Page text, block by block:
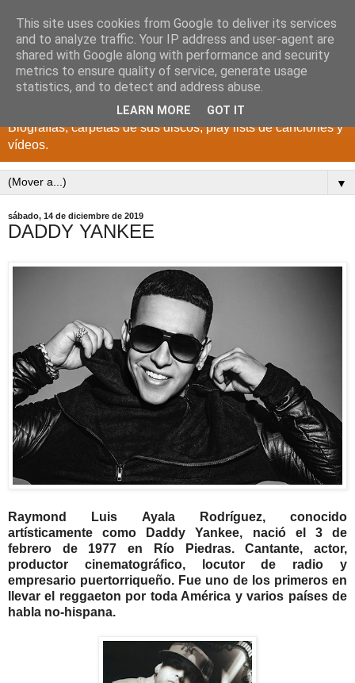
DISCOS PARA EL
RECUERDO
CANTANTES Y GRUPOS DE LOS AÑOS 1950 a 2022.
Biografías, carpetas de sus discos, play lists de canciones y
vídeos.
▼
sábado, 14 de diciembre de 2019
DADDY YANKEE
Raymond Luis Ayala Rodríguez, conocido
artísticamente como Daddy Yankee, nació el 3 de
febrero de 1977 en Río Piedras. Cantante, actor,
productor cinematográfico, locutor de radio y
empresario puertorriqueño. Fue uno de los primeros en
llevar el reggaeton por toda América y varios países de
habla no-hispana.
This site uses cookies from Google to deliver its services
and to analyze traffic. Your IP address and user-agent are
shared with Google along with performance and security
metrics to ensure quality of service, generate usage
statistics, and to detect and address abuse.
LEARN MORE GOT IT